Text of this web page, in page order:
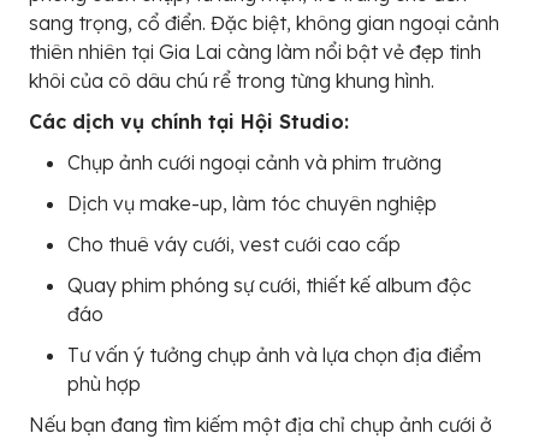
sang trọng, cổ điển. Đặc biệt, không gian ngoại cảnh
thiên nhiên tại Gia Lai càng làm nổi bật vẻ đẹp tinh
khôi của cô dâu chú rể trong từng khung hình.
Các dịch vụ chính tại Hội Studio:
Chụp ảnh cưới ngoại cảnh và phim trường
Dịch vụ make-up, làm tóc chuyên nghiệp
Cho thuê váy cưới, vest cưới cao cấp
Quay phim phóng sự cưới, thiết kế album độc
đáo
Tư vấn ý tưởng chụp ảnh và lựa chọn địa điểm
phù hợp
Nếu bạn đang tìm kiếm một địa chỉ chụp ảnh cưới ở